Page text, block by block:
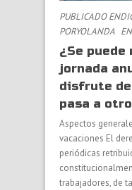
PUBLICADO
PORYOLANDA EN
¿Se
jornada
disfrute
pasa a
Aspectos
vacaciones El
periódicas
trabajadores, de